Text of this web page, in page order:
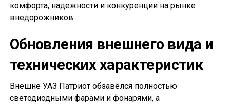
комфорта, надежности и конкуренции на рынке
внедорожников.
Обновления внешнего вида и
технических характеристик
Внешне УАЗ Патриот обзавёлся полностью
светодиодными фарами и фонарями, а